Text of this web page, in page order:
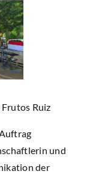
Ruiz
und
der